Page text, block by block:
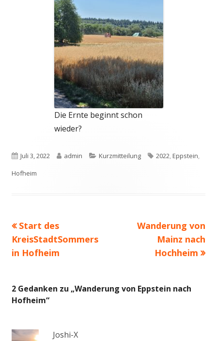
Die Ernte beginnt schon
wieder?
Veröffentlicht
am
Juli 3, 2022 Autor
admin Kategorien
Kurzmitteilung Schlagwörter
2022,Eppstein,
Hofheim
Beitragsnavigation
Vorheriger
Beitrag:
Start des
KreisStadtSommers
in Hofheim
Nächster
Beitrag
Wanderung von
Mainz nach
Hochheim
2 Gedanken zu „Wanderung von Eppstein nach
Hofheim“
Joshi-X